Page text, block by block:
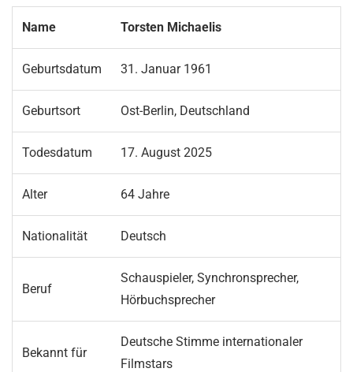
Name Torsten Michaelis
Geburtsdatum 31. Januar 1961
Geburtsort Ost-Berlin, Deutschland
Todesdatum 17. August 2025
Alter 64 Jahre
Nationalität Deutsch
Beruf
Schauspieler, Synchronsprecher,
Hörbuchsprecher
Bekannt für
Deutsche Stimme internationaler
Filmstars